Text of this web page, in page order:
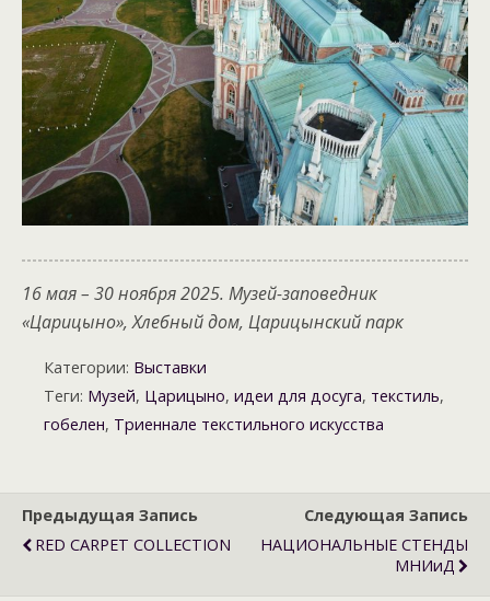
16 мая – 30 ноября 2025. Музей-заповедник
«Царицыно», Хлебный дом, Царицынский парк
Категории: Выставки
Теги: Музей, Царицыно, идеи для досуга, текстиль,
гобелен, Триеннале текстильного искусства
Предыдущая Запись
RED CARPET COLLECTION
Следующая Запись
НАЦИОНАЛЬНЫЕ СТЕНДЫ
МНИиД